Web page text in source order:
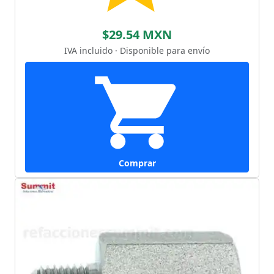
$29.54 MXN
IVA incluido · Disponible para envío
Comprar